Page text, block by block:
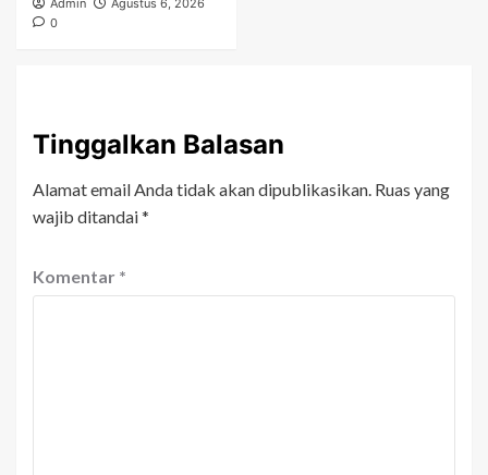
Admin
Agustus 6, 2026
0
Tinggalkan Balasan
Alamat email Anda tidak akan dipublikasikan. Ruas yang
wajib ditandai*
Komentar *